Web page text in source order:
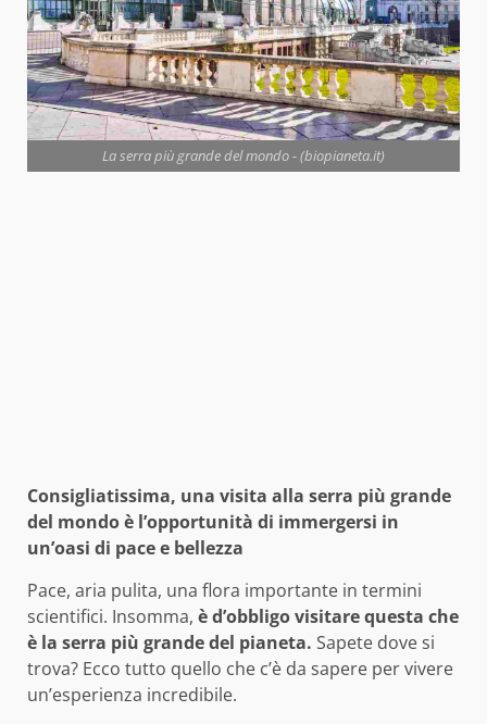
La serra più grande del mondo - (biopianeta.it)
Consigliatissima, una visita alla serra più grande
del mondo è l’opportunità di immergersi in
un’oasi di pace e bellezza
Pace, aria pulita, una flora importante in termini
scientifici. Insomma, è d’obbligo visitare questa che
è la serra più grande del pianeta. Sapete dove si
trova? Ecco tutto quello che c’è da sapere per vivere
un’esperienza incredibile.